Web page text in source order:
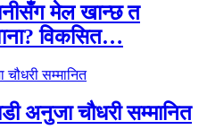
मेल खान्छ त
विकसित…
अनुजा चौधरी सम्मानित